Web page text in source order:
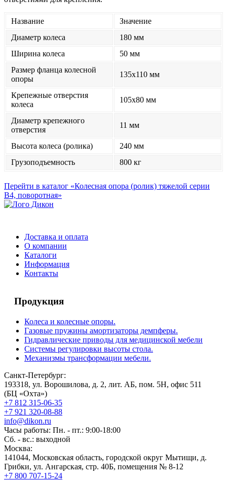
Название
Значение
Диаметр колеса
180 мм
Ширина колеса
50 мм
Размер фланца колесной
опоры
135x110 мм
Крепежные отверстия
колеса
105x80 мм
Диаметр крепежного
отверстия
11 мм
Высота колеса (ролика)
240 мм
Грузоподъемность
800 кг
Перейти в каталог «Колесная опора (ролик) тяжелой серии
B4, поворотная»
Доставка и оплата
О компании
Каталоги
Информация
Контакты
Продукция
Колеса и колесные опоры.
Газовые пружины амортизаторы демпферы.
Гидравлические приводы для медицинской мебели
Системы регулировки высоты стола.
Механизмы трансформации мебели.
Санкт-Петербург:
193318, ул. Ворошилова, д. 2, лит. АБ, пом. 5Н, офис 511
(БЦ «Охта»)
+7 812 315-06-35
+7 921 320-08-88
info@dikon.ru
Часы работы: Пн. - пт.: 9:00-18:00
Сб. - вс.: выходной
Москва:
141044, Московская область, городской округ Мытищи, д.
Грибки, ул. Ангарская, стр. 40Б, помещения № 8-12
+7 800 707-15-24